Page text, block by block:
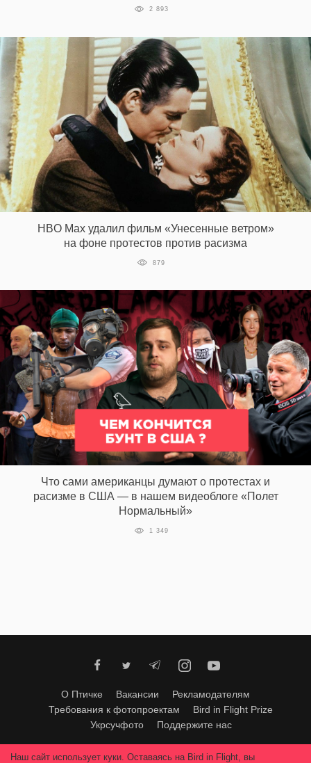
2 893
HBO Max удалил фильм «Унесенные ветром»
на фоне протестов против расизма
879
Что сами американцы думают о протестах и
расизме в США — в нашем видеоблоге «Полет
Нормальный»
1 349
О Птичке Вакансии
Рекламодателям
Требования к фотопроектам
Bird in Flight Prize
Укрсучфото
Поддержите нас
Любое использование материалов допускается только с согласия
Наш сайт использует куки. Оставаясь на Bird in Flight, вы